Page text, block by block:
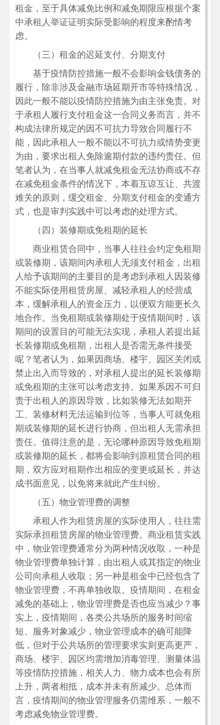
租金，至于具体减免比例和减免期限应根据个案
中承租人举证证明实际受影响的程度来酌情考
虑。
（三）租金的迟延支付、分期支付
基于疫情防控措施一般不会影响金钱债务的
履行，除非涉及金融市场延期开市等特殊情况，
因此一般不能以疫情防控措施为由主张免责。对
于承租人履行支付租金这一合同义务而言，并不
构成法律所规定的因不可抗力导致合同履行不
能，因此承租人一般不能以不可抗力或情势变更
为由，要求出租人免除逾期付款的违约责任。但
笔者认为，在当事人就减免租金无法协商或不存
在减免租金条件的情况下，本着互谅互让、共渡
难关的原则，缓交租金、分期支付租金的变通方
式，也是审判实践中可以考虑的处理方式。
（四）装修期或免租期的延长
商业租赁合同中，当事人往往会约定免租期
或装修期，该期间内承租人无须支付租金，出租
人给予该期间的主要目的是考虑到承租人因装修
不能实际使用租赁房屋、减轻承租人的经营成
本，缓解承租人的资金压力，以便双方能更长久
地合作。当免租期或装修期处于疫情期间时，该
期间的设置目的可能无法实现，承租人若提出延
长装修期或免租期，出租人是否需无条件接受
呢？笔者认为，如果因商场、楼宇、园区关闭或
禁止出入而导致的，对承租人提出的延长装修期
或免租期的主张可以考虑支持。如果系因不可归
责于出租人的原因导致，比如装修无法如期开
工、装修材料无法运输到位等，当事人可就免租
期或装修期的延长进行协商，但出租人无需承担
责任。值得注意的是，无论哪种原因导致免租期
或装修期的延长，都将会影响到原租赁合同的租
期，双方应对租期作出相应的变更或延长，并达
成书面意见，以免将来就此产生纠纷。
（五）物业管理费的调整
承租人作为租赁房屋的实际使用人，往往需
实际承担租赁房屋的物业管理费。商业租赁实践
中，物业管理费通常分为两种情况收取，一种是
物业管理费单独计算，由出租人或其指定的物业
公司向承租人收取；另一种是租金中已经包含了
物业管理费，不再单独收取。疫情期间，在租金
减免的基础上，物业管理费是否也应当减少？事
实上，疫情期间，各类公共场所的服务时间缩
短、服务对象减少，物业管理成本的确可能降
低，但对于公共场所的管理要求实则更高更严，
商场、楼宇、园区均需增加消毒管理、测量体温
等疫情防控措施，相关人力、物力成本也会有所
上升，两者相抵，成本并未有所减少。总体而
言，疫情期间的物业管理服务仍需维系，一般不
考虑减免物业管理费。